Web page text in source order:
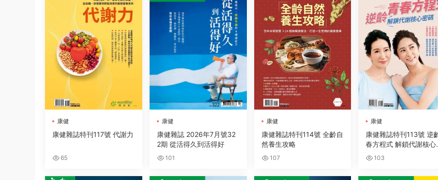
康健
康健雜誌特刊117號 代謝力
65
康健
康健雜誌 2026年7月號32
2期 從活得久到活得好
101
康健
康健雜誌特刊114號 全齡自
然養生攻略
107
康健
康健雜誌特刊113號 逆
春方程式 解鎖代謝核心
碼 103